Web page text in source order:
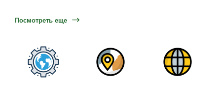
Посмотреть еще